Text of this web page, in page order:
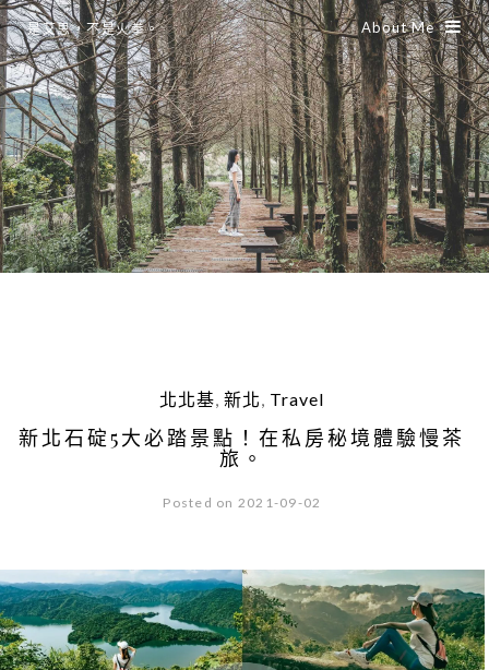
是艾思，不是火拳。 About Me
北北基,新北, Travel
新北石碇5大必踏景點！在私房秘境體驗慢茶
旅。
Posted on 2021-09-02